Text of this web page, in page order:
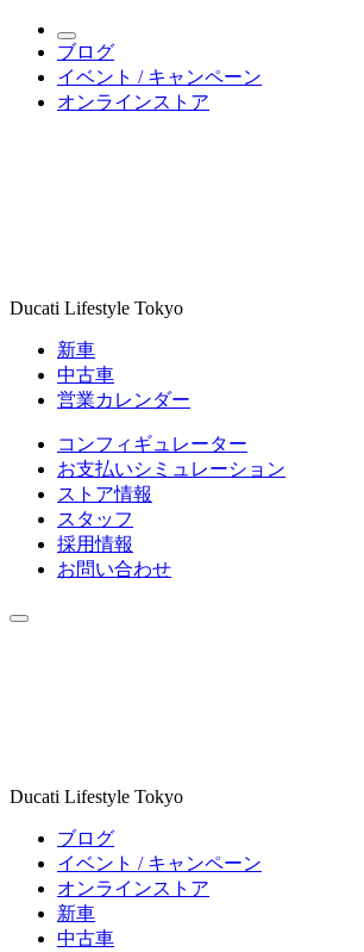
ブログ
イベント / キャンペーン
オンラインストア
Ducati Lifestyle Tokyo
新車
中古車
営業カレンダー
コンフィギュレーター
お支払いシミュレーション
ストア情報
スタッフ
採用情報
お問い合わせ
Ducati Lifestyle Tokyo
ブログ
イベント / キャンペーン
オンラインストア
新車
中古車